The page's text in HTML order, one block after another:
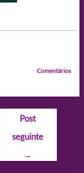
Comentários
Post
seguinte
→